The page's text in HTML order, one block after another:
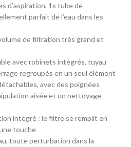
d’aspiration, 1x tube de
parfait de l’eau dans les
de filtration très grand et
avec robinets intégrés, tuyau
regroupés en un seul élément
avec des poignées
aisée et un nettoyage
intégré : le filtre se remplit en
touche
toute perturbation dans la